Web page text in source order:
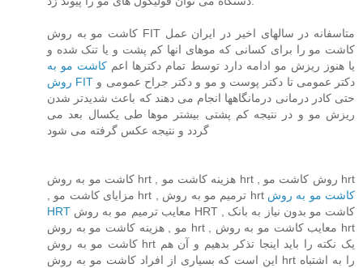
کاشت مو به روش FIT متاسفانه در سالهای اخیر در ایران عمل
کاشت مو را برای کسانی که موهای انها کم پشت و یا تنک شده و
یا هنوز ریزش مو ادامه دارد توسط تمام دکترها اعم کاشت مو به
روش FIT
حتی کادر درمانی درمانگاهها انجام می دهند که باعث شدیدتر شدن
ریزش مو و در نتیجه کم پشتی بیشتر موها طی یکسال بعد می
گردد و نتیجه عکس گرفته می شود
کاشت مو به روش hrt , هزینه کاشت مو hrt , روش کاشت مو hrt
, مزایای کاشت مو hrt , ترمیم مو به روش hrt کاشت مو به روش
HRT
مو , هزینه کاشت مو به روش hrt , معایب کاشت مو به روش hrt
کاشت مو به روش hrt یک نکته را باید اینجا تذکر بدهیم و آن هم
این است که بسیاری از افراد کاشت مو به روش hrt را به اشتباه